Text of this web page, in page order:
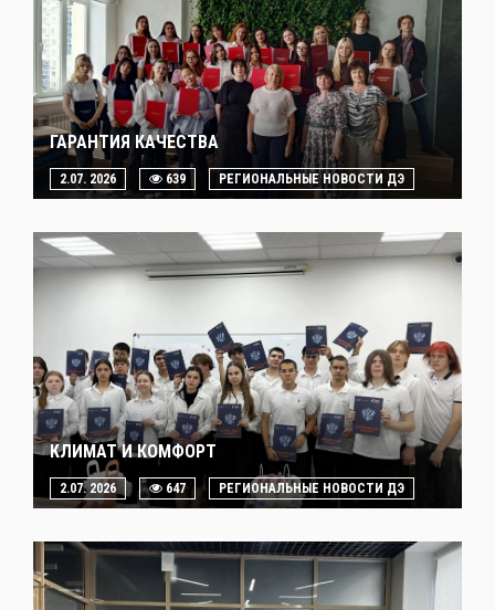
ГАРАНТИЯ КАЧЕСТВА
2.07. 2026 639 РЕГИОНАЛЬНЫЕ НОВОСТИ ДЭ
КЛИМАТ И КОМФОРТ
2.07. 2026 647 РЕГИОНАЛЬНЫЕ НОВОСТИ ДЭ